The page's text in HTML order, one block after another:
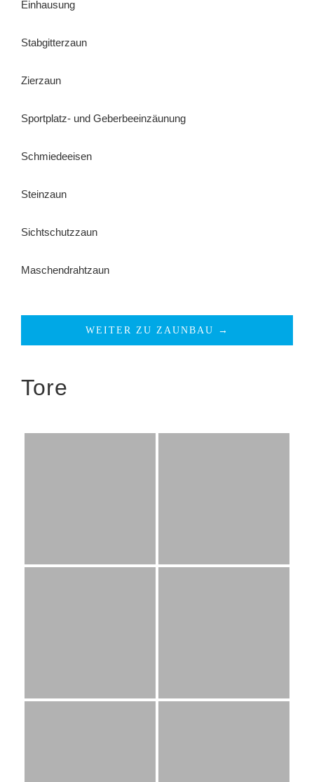
Einhausung
Stabgitterzaun
Zierzaun
Sportplatz- und Geberbeeinzäunung
Schmiedeeisen
Steinzaun
Sichtschutzzaun
Maschendrahtzaun
WEITER ZU ZAUNBAU →
Tore